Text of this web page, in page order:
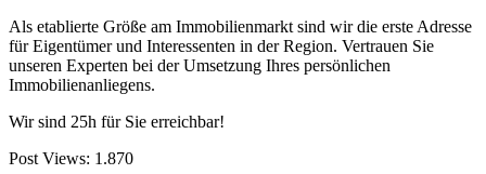
Als etablierte Größe am Immobilienmarkt sind wir die erste Adresse
für Eigentümer und Interessenten in der Region. Vertrauen Sie
unseren Experten bei der Umsetzung Ihres persönlichen
Immobilienanliegens.
Wir sind 25h für Sie erreichbar!
Post Views: 1.870